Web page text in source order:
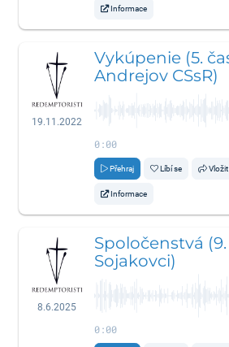
Informace
19.11.2022
Vykúpenie (5.
Andrejov CSsR)
0:00
Přehraj Líbí se Vložit
Informace
8.6.2025
Spoločenstvá
Sojakovci)
0:00